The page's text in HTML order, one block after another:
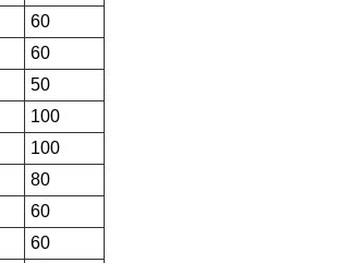
60
60
50
100
100
80
60
60